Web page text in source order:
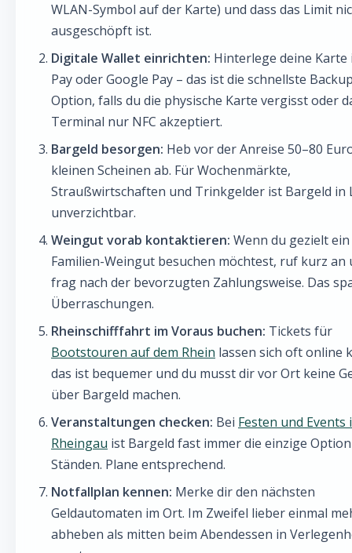
WLAN-Symbol auf der Karte) und dass das Limit
ausgeschöpft ist.
Digitale Wallet einrichten: Hinterlege deine Karte
Pay oder Google Pay – das ist die schnellste
Option, falls du die physische Karte vergisst oder
Terminal nur NFC akzeptiert.
Bargeld besorgen: Heb vor der Anreise 50–80
kleinen Scheinen ab. Für Wochenmärkte,
Straußwirtschaften und Trinkgelder ist Bargeld in
unverzichtbar.
Weingut vorab kontaktieren: Wenn du gezielt
Familien-Weingut besuchen möchtest, ruf kurz an
frag nach der bevorzugten Zahlungsweise. Das
Überraschungen.
Rheinschifffahrt im Voraus buchen: Tickets für
Bootstouren auf dem Rhein lassen sich oft online
das ist bequemer und du musst dir vor Ort keine
über Bargeld machen.
Veranstaltungen checken: Bei Festen und Events
Rheingau ist Bargeld fast immer die einzige
Ständen. Plane entsprechend.
Notfallplan kennen: Merke dir den nächsten
Geldautomaten im Ort. Im Zweifel lieber einmal
abheben als mitten beim Abendessen in